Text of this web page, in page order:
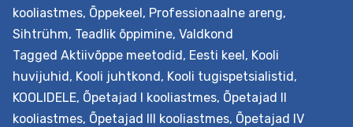
kooliastmes, Õppekeel, Professionaalne areng,
Sihtrühm, Teadlik õppimine, Valdkond
Tagged Aktiivõppe meetodid, Eesti keel, Kooli
huvijuhid, Kooli juhtkond, Kooli tugispetsialistid,
KOOLIDELE, Õpetajad I kooliastmes, Õpetajad II
kooliastmes, Õpetajad III kooliastmes, Õpetajad IV